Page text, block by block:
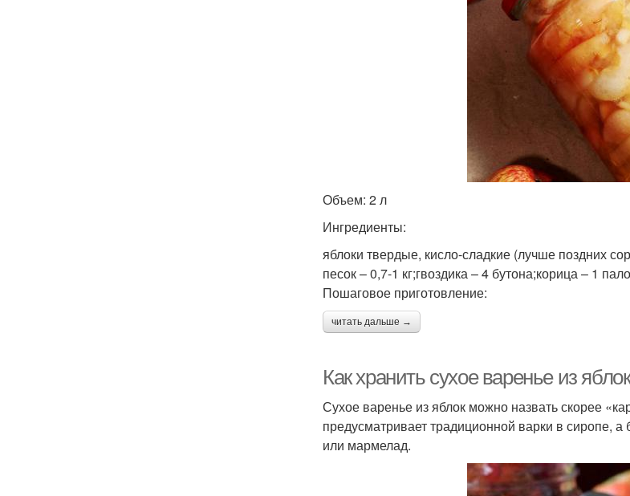
Объем: 2 л
Ингредиенты:
яблоки твердые, кисло-сладкие (лучше поздних
песок – 0,7-1 кг;гвоздика – 4 бутона;корица – 1
Пошаговое приготовление:
читать дальше →
Как хранить сухое варенье из
Сухое варенье из яблок можно назвать скорее
предусматривает традиционной варки в сиропе,
или мармелад.